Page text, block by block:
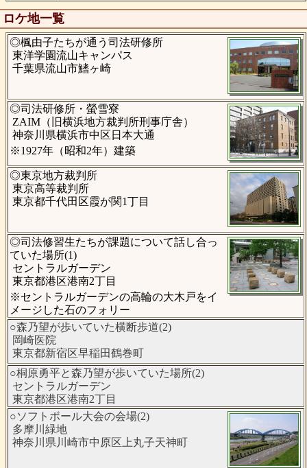
ロケ地一覧
◎楓由子たちが通う司法研修所
東洋学園流山キャンパス
千葉県流山市鰭ヶ崎
◎司法研修所・螢雪寮
ZAIM（旧横浜地方裁判所刑事庁舎）
神奈川県横浜市中区日本大通
※1927年（昭和2年）建築
◎東京地方裁判所
東京高等裁判所
東京都千代田区霞が関1丁目
◎司法修習生たちが課題について話し合っ
ていた場所(1)
セントラルガーデン
東京都港区港南2丁目
※セントラルガーデンの高輪の大木戸をイ
メージした石のフォリー
○森乃望が歩いていた横断歩道(2)
岡崎医院
東京都新宿区早稲田鶴巻町
○桐原勇平と森乃望が歩いていた場所(2)
セントラルガーデン
東京都港区港南2丁目
○ソフトボール大会の会場(2)
多摩川緑地
神奈川県川崎市中原区上丸子天神町